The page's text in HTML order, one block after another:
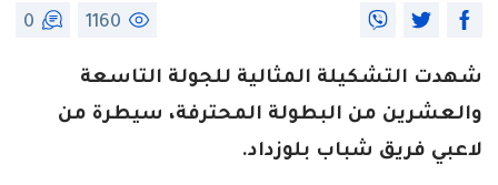
1160
0
شهدت التشكيلة المثالية للجولة التاسعة
والعشرين من البطولة المحترفة، سيطرة من
لاعبي فريق شباب بلوزداد.